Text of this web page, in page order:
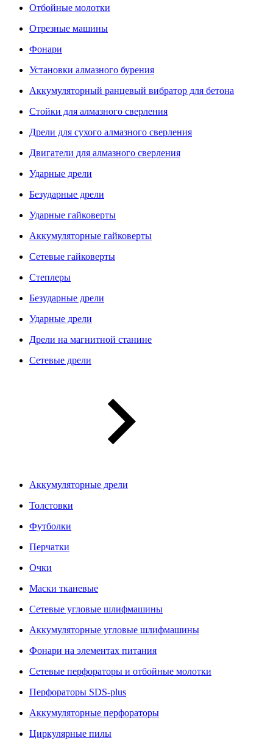
Отбойные молотки
Отрезные машины
Фонари
Установки алмазного бурения
Аккумуляторный ранцевый вибратор для бетона
Стойки для алмазного сверления
Дрели для сухого алмазного сверления
Двигатели для алмазного сверления
Ударные дрели
Безударные дрели
Ударные гайковерты
Аккумуляторные гайковерты
Сетевые гайковерты
Степлеры
Безударные дрели
Ударные дрели
Дрели на магнитной станине
Сетевые дрели
Аккумуляторные дрели
Толстовки
Футболки
Перчатки
Очки
Маски тканевые
Сетевые угловые шлифмашины
Аккумуляторные угловые шлифмашины
Фонари на элементах питания
Сетевые перфораторы и отбойные молотки
Перфораторы SDS-plus
Аккумуляторные перфораторы
Циркулярные пилы